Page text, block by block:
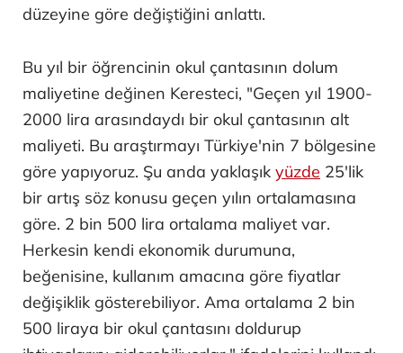
düzeyine göre değiştiğini anlattı.
Bu yıl bir öğrencinin okul çantasının dolum
maliyetine değinen Keresteci, "Geçen yıl 1900-
2000 lira arasındaydı bir okul çantasının alt
maliyeti. Bu araştırmayı Türkiye'nin 7 bölgesine
göre yapıyoruz. Şu anda yaklaşık yüzde 25'lik
bir artış söz konusu geçen yılın ortalamasına
göre. 2 bin 500 lira ortalama maliyet var.
Herkesin kendi ekonomik durumuna,
beğenisine, kullanım amacına göre fiyatlar
değişiklik gösterebiliyor. Ama ortalama 2 bin
500 liraya bir okul çantasını doldurup